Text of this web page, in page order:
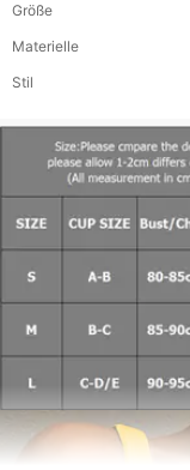
Größe
Materielle
Stil